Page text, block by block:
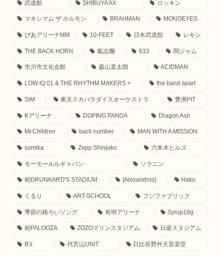
武道館 SHIBUYA AX ロッキン
マキシマム ザ ホルモン BRAHMAN MONOEYES
ぴあアリーナMM 10-FEET 日本武道館 レキシ
THE BACK HORN 氣志團 633 関ジャム
市川市文化会館 森山直太朗 ACIDMAN
LOW IQ 01 & THE RHYTHM MAKERS + the band apart
SiM 東京スカパラダイスオーケストラ 豊洲PIT
Kアリーナ DOPING PANDA Dragon Ash
Mr.Children back number MAN WITH A MISSION
sumika Zepp Shinjuku 六本木ヒルズ
モーモールルギャバン ソラニン
柏DRUNKARD'S STADIUM [Alexandros] Haku
くるり ART-SCHOOL フジファブリック
季節の移ろいソング 有明アリーナ Syrup16g
柏PALOOZA ZOZOマリンスタジアム 日産スタジアム
B'z 代官山UNIT 日比谷野外大音楽堂